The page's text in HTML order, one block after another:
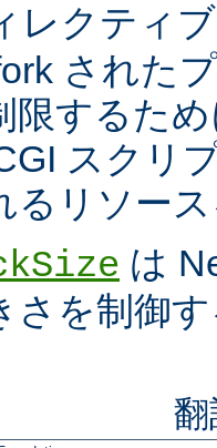
レクティ
された
限するた
スクリ
るリソー
は
さを制御